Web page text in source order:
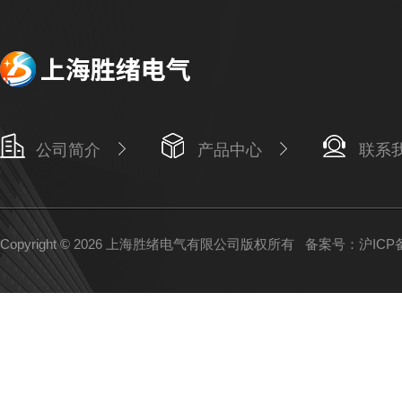
公司简介 产品中心 联系
Copyright © 2026 上海胜绪电气有限公司版权所有 备案号：沪ICP